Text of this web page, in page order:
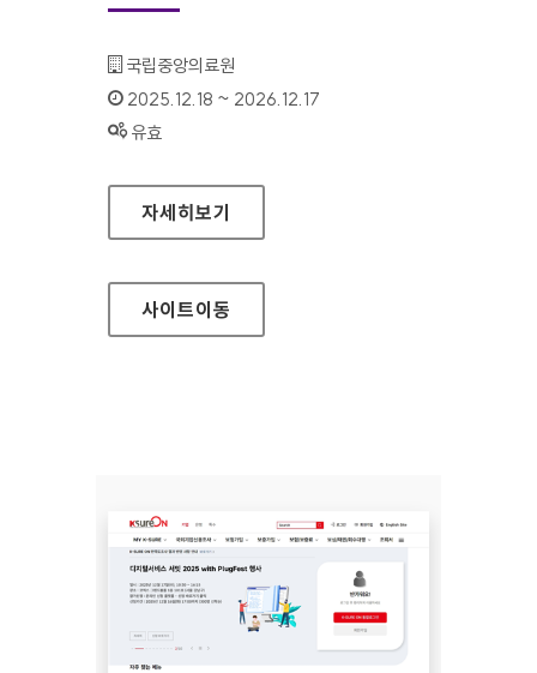
기관명 :
국립중앙의료원
인증기간 :
2025.12.18 ~ 2026.12.17
상태 :
유효
헬스맵
자세히보기
사이트이동